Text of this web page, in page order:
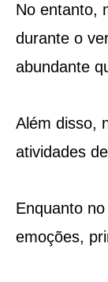
No entanto,
durante o
abundante
Além disso,
atividades
Enquanto
emoções,